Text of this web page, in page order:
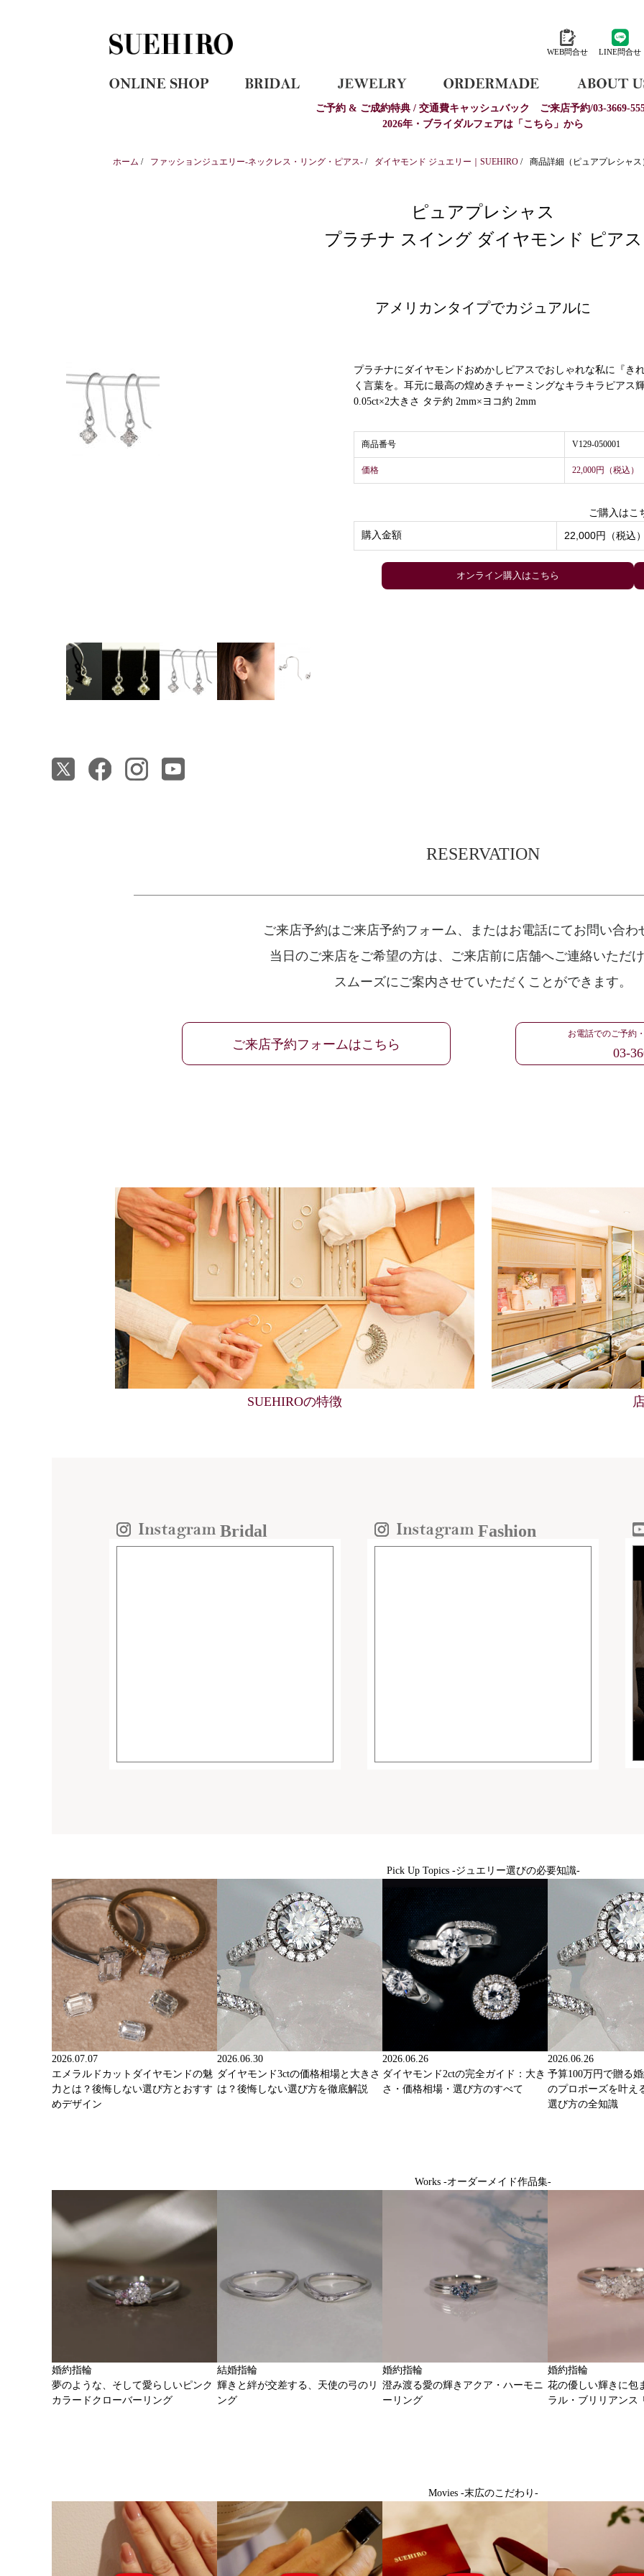
WEB問合せ LINE問合せ
ご予約 & ご成約特典 / 交通費キャッシュバック
ご来店予約/03-3669-
2026年・ブライダルフェアは「こちら」から
ホーム / ファッションジュエリー-ネックレス・リング・ピアス- / ダイヤモンド ジュエリー｜SUEHIRO / 商品詳細（ピュアプレシャス
ピュアプレシャス
プラチナ スイング ダイヤモンド ピアス
アメリカンタイプでカジュアルに
プラチナにダイヤモンドおめかしピアスでおしゃれな私に『き
く言葉を。耳元に最高の煌めきチャーミングなキラキラピア
0.05ct×2大きさ タテ約 2mm×ヨコ約 2mm
商品番号 V129-050001
価格 22,000円（税込）
ご購入はこ
購入金額 22,000円（税込）
RESERVATION
ご来店予約はご来店予約フォーム、
またはお電話にてお問い合わ
当日のご来店をご希望の方は、 ご来店前に店舗へご連絡いただけ
スムーズにご案内させていただくことができます。
ご来店予約フォームはこちら
お電話でのご予約
03-
SUEHIROの特徴
Bridal Fashion
Pick Up Topics -ジュエリー選びの必要知識-
2026.07.07
エメラルドカットダイヤモンドの魅
力とは？後悔しない選び方とおすす
めデザイン
2026.06.30
ダイヤモンド3ctの価格相場と大きさ
は？後悔しない選び方を徹底解説
2026.06.26
ダイヤモンド2ctの完全ガイド：大き
さ・価格相場・選び方のすべて
2026.06.26
予算100万円で贈る
のプロポーズを叶え
選び方の全知識
Works -オーダーメイド作品集-
婚約指輪
夢のような、そして愛らしいピンク
カラードクローバーリング
結婚指輪
輝きと絆が交差する、天使の弓のリ
ング
婚約指輪
澄み渡る愛の輝きアクア・ハーモニ
ーリング
婚約指輪
花の優しい輝きに包
ラル・ブリリアンス
Movies -末広のこだわり-